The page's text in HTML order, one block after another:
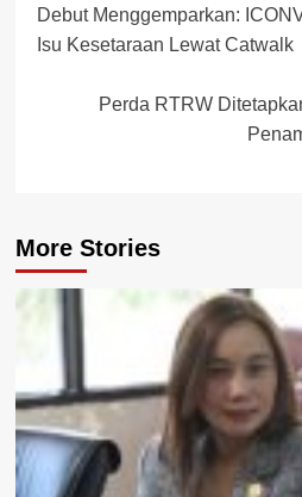
navigation
Debut Menggemparkan:
Isu Kesetaraan Lewat Catwalk
Perda RTRW
More Stories